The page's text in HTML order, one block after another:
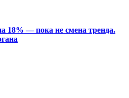
18% — пока не смена тренда.